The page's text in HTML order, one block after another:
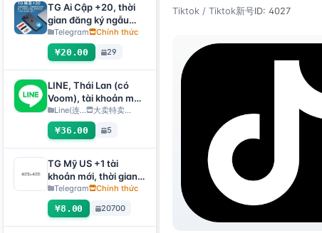
TG Ai Cập +20, thời
gian đăng ký ngẫu
nhiên, có thể nhận
mã xác minh đăng
nhập trực tiếp, hỗ trợ
mọi thiết bị (nhận mã
xác minh + file
tdata/session)🔥
Telegram Chính thức
¥20.00 29
LINE, Thái Lan (có
Voom), tài khoản mới
đăng ký 1 ngày+,
chuyển mã QR [Giao
hàng tự động, toàn
bộ kho hàng đều sẽ
được kiểm tra trạng
thái sống tự động]
Line(连... 大卖特卖…
¥36.00 5
TG Mỹ US +1 tài
khoản mới, thời gian
đăng ký ngẫu nhiên,
có thể nhận trực tiếp
mã xác minh để đăng
nhập, hỗ trợ mọi thiết
Telegram Chính thức
¥8.00 20700
Tiktok / Tiktok新号ID: 4027